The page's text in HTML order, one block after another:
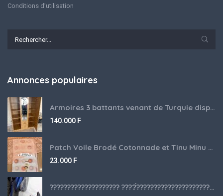
Conditions d’utilisation
Annonces populaires
Armoires 3 battants venant de Turquie disponibles
140.000 F
Patch Voile Brodé Cotonnade et Tinu Minu de l’Inde ???????? ????
23.000 F
???????????????????? ????́???????????????????????????????????????? à vendre